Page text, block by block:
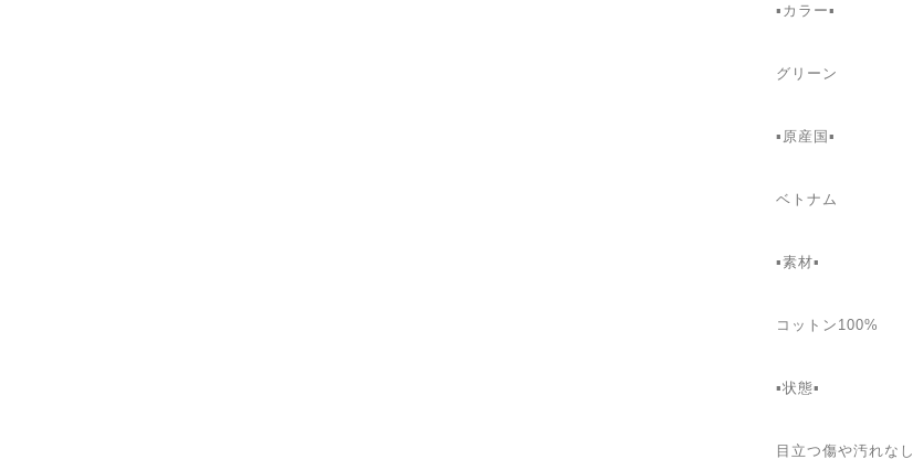
▪カラー▪
グリーン
▪️原産国▪
ベトナム
▪️素材▪
コットン100%
▪️状態▪️
目立つ傷や汚れなし